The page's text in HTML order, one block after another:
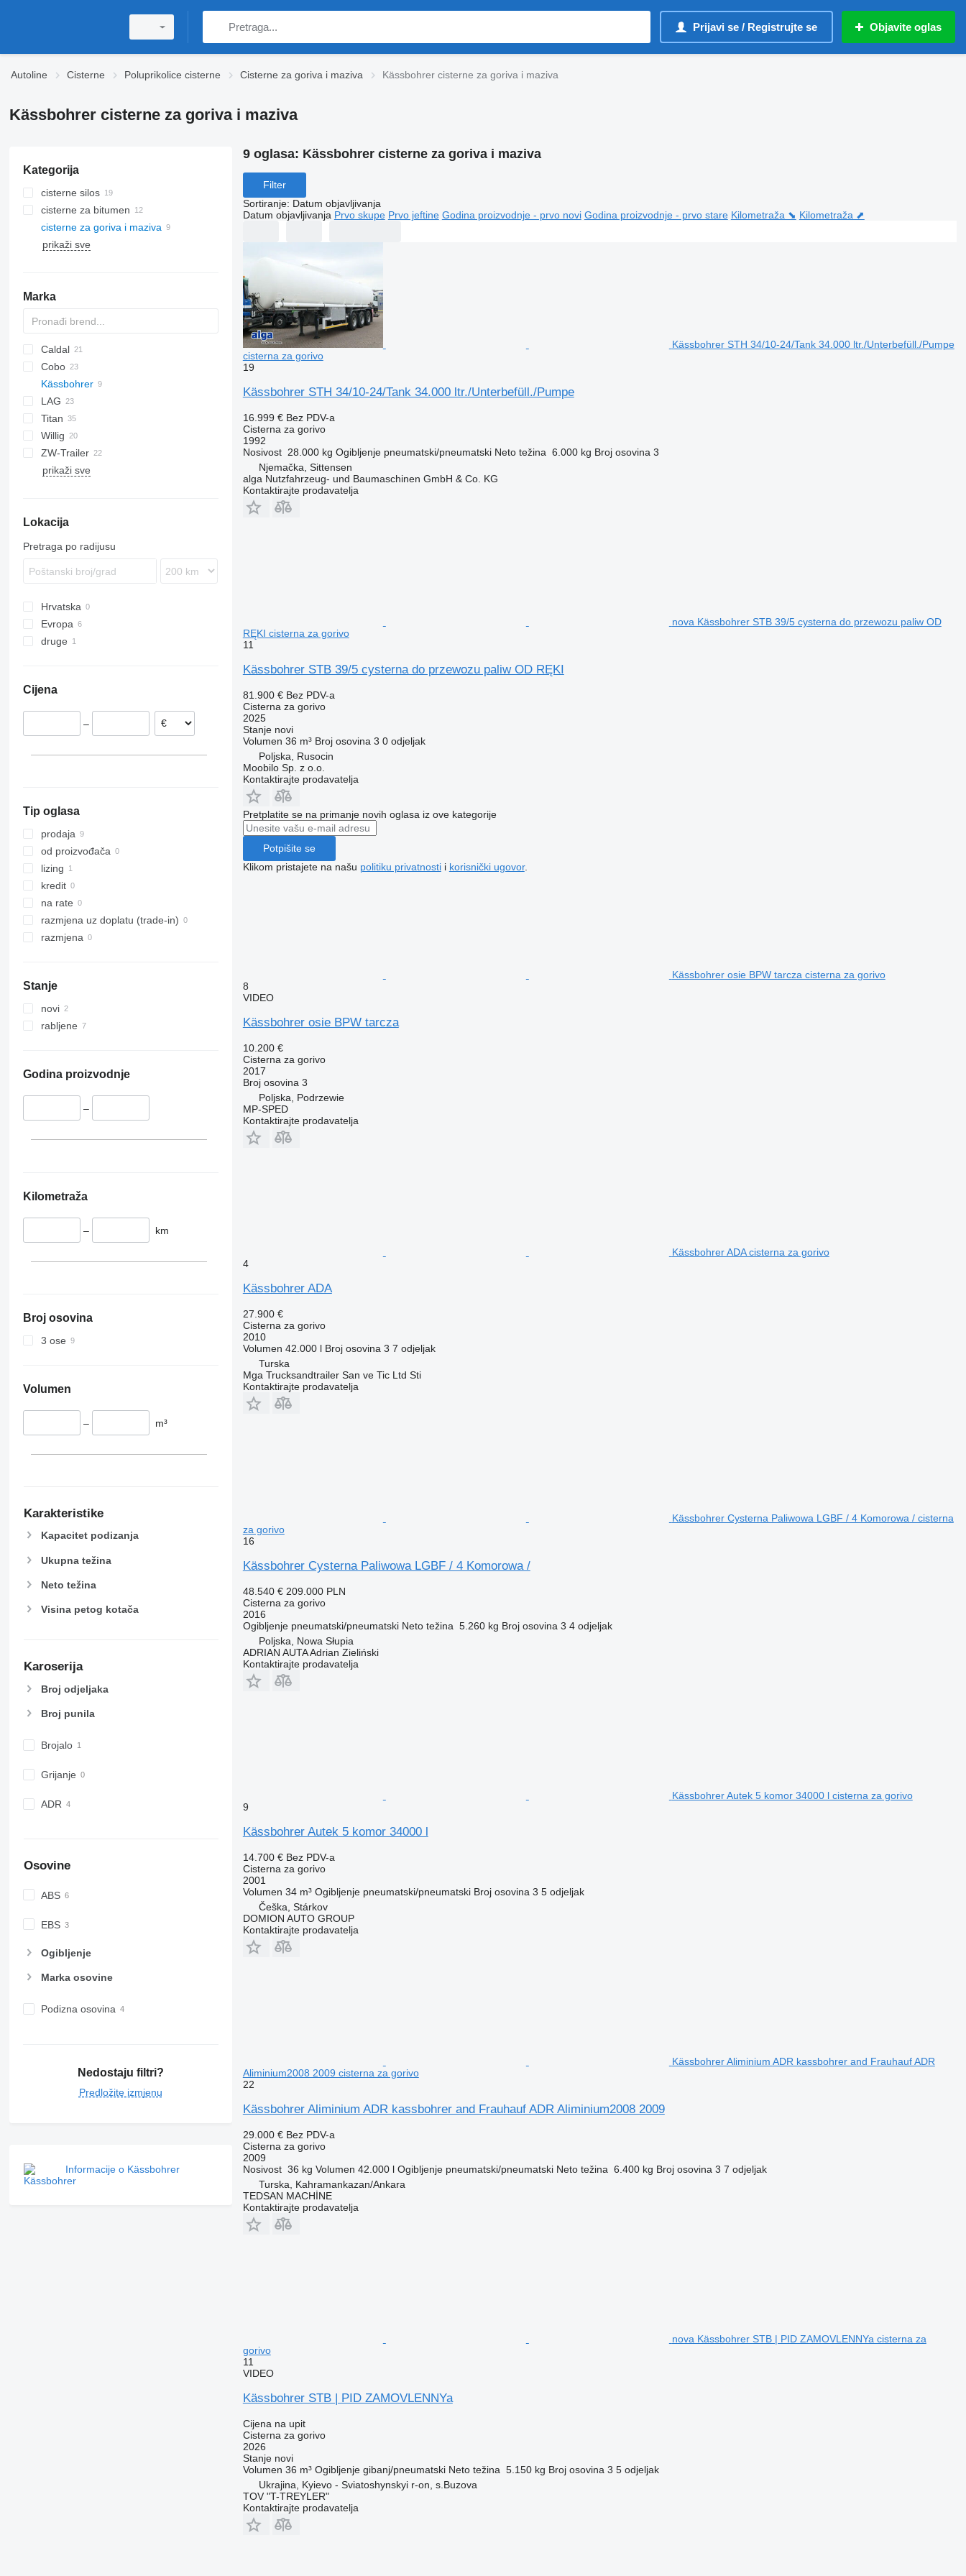
Prijavi se / Registrujte se Objavite oglas
Autoline Cisterne Poluprikolice cisterne Cisterne za goriva i maziva Kässbohrer cisterne za goriva i maziva
Kässbohrer cisterne za goriva i maziva
Kategorija
cisterne silos
cisterne za bitumen
cisterne za goriva i maziva
prikaži sve
Marka
BPO
Caldal
Cobo
SOA
TSA
TX
Stralis
Kässbohrer
STB
LAG
0-3
O-3
SR
SK
OPL 38
Titan
TX
Willig
ZW-Trailer
prikaži sve
Lokacija
Pretraga po radijusu
Hrvatska
Evropa
Poljska
druge
Cijena
–
Tip oglasa
prodaja
od proizvođača
lizing
kredit
na rate
razmjena uz doplatu (trade-in)
razmjena
Stanje
novi
rabljene
Godina proizvodnje
–
Kilometraža
– km
Broj osovina
3 ose
Volumen
– m³
Karakteristike
Kapacitet podizanja
Ukupna težina
Neto težina
Visina petog kotača
Karoserija
Broj odjeljaka
Broj punila
Brojalo
Grijanje
ADR
Osovine
ABS
EBS
Ogibljenje
Marka osovine
Podizna osovina
Nedostaju filtri?
Predložite izmjenu
Informacije o Kässbohrer
9 oglasa: Kässbohrer cisterne za goriva i maziva
Filter
Sortiranje: Datum objavljivanja
Datum objavljivanja Prvo skupe Prvo jeftine Godina proizvodnje - prvo novi Godina proizvodnje - prvo stare Kilometraža ⬊ Kilometraža ⬈
Kässbohrer STH 34/10-24/Tank 34.000 ltr./Unterbefüll./Pumpe
cisterna za gorivo
19
Kässbohrer STH 34/10-24/Tank 34.000 ltr./Unterbefüll./Pumpe
16.999 € Bez PDV-a
Cisterna za gorivo
1992
Nosivost 28.000 kg Ogibljenje pneumatski/pneumatski Neto težina 6.000 kg Broj osovina 3
Njemačka, Sittensen
alga Nutzfahrzeug- und Baumaschinen GmbH & Co. KG
Kontaktirajte prodavatelja
nova Kässbohrer STB 39/5 cysterna do przewozu paliw OD
RĘKI cisterna za gorivo
11
Kässbohrer STB 39/5 cysterna do przewozu paliw OD RĘKI
81.900 € Bez PDV-a
Cisterna za gorivo
2025
Stanjenovi
Volumen 36 m³ Broj osovina 3 0 odjeljak
Poljska, Rusocin
Moobilo Sp. z o.o.
Kontaktirajte prodavatelja
Pretplatite se na primanje novih oglasa iz ove kategorije
Potpišite se
Klikom pristajete na našu politiku privatnostii korisnički ugovor.
Kässbohrer osie BPW tarcza cisterna za gorivo
8
VIDEO
Kässbohrer osie BPW tarcza
10.200 €
Cisterna za gorivo
2017
Broj osovina 3
Poljska, Podrzewie
MP-SPED
Kontaktirajte prodavatelja
Kässbohrer ADA cisterna za gorivo
4
Kässbohrer ADA
27.900 €
Cisterna za gorivo
2010
Volumen 42.000 l Broj osovina 3 7 odjeljak
Turska
Mga Trucksandtrailer San ve Tic Ltd Sti
Kontaktirajte prodavatelja
Kässbohrer Cysterna Paliwowa LGBF / 4 Komorowa / cisterna
za gorivo
16
Kässbohrer Cysterna Paliwowa LGBF / 4 Komorowa /
48.540 € 209.000 PLN
Cisterna za gorivo
2016
Ogibljenje pneumatski/pneumatski Neto težina 5.260 kg Broj osovina 3 4 odjeljak
Poljska, Nowa Słupia
ADRIAN AUTA Adrian Zieliński
Kontaktirajte prodavatelja
Kässbohrer Autek 5 komor 34000 l cisterna za gorivo
9
Kässbohrer Autek 5 komor 34000 l
14.700 € Bez PDV-a
Cisterna za gorivo
2001
Volumen 34 m³ Ogibljenje pneumatski/pneumatski Broj osovina 3 5 odjeljak
Češka, Stárkov
DOMION AUTO GROUP
Kontaktirajte prodavatelja
Kässbohrer Aliminium ADR kassbohrer and Frauhauf ADR
Aliminium2008 2009 cisterna za gorivo
22
Kässbohrer Aliminium ADR kassbohrer and Frauhauf ADR Aliminium2008 2009
29.000 € Bez PDV-a
Cisterna za gorivo
2009
Nosivost 36 kg Volumen 42.000 l Ogibljenje pneumatski/pneumatski Neto težina 6.400 kg Broj osovina 3 7 odjeljak
Turska, Kahramankazan/Ankara
TEDSAN MACHİNE
Kontaktirajte prodavatelja
nova Kässbohrer STB | PID ZAMOVLENNYa cisterna za
gorivo
11
VIDEO
Kässbohrer STB | PID ZAMOVLENNYa
Cijena na upit
Cisterna za gorivo
2026
Stanjenovi
Volumen 36 m³ Ogibljenje gibanj/pneumatski Neto težina 5.150 kg Broj osovina 3 5 odjeljak
Ukrajina, Kyievo - Sviatoshynskyi r-on, s.Buzova
TOV "T-TREYLER"
Kontaktirajte prodavatelja